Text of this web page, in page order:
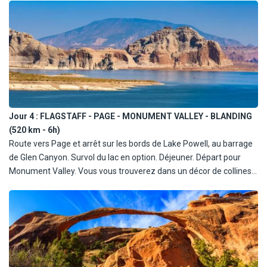
de l'une des plus belles merveilles du monde : le Grand Canyon,
situé à 2125 mètres d'altitude, est le résultat de millions d'années
d'érosion par le vent et les eaux. Entouré d'une magnifique forêt,
le Canyon semble comme protégé par cet écran de verdure. La
rivière Colorado s'écoule plus de 1500 mètres plus bas! Ce sera là
un des points forts de votre voyage. Diner et nuit à Flagsfaff.
Jour 4 : FLAGSTAFF - PAGE - MONUMENT VALLEY - BLANDING
(520 km - 6h)
Route vers Page et arrêt sur les bords de Lake Powell, au barrage
de Glen Canyon. Survol du lac en option. Déjeuner. Départ pour
Monument Valley. Vous vous trouverez dans un décor de collines
nombreux films de cow-boys. Cette plaine désertique de 40 km
sur 25 est hérissée de monolithes de grès gigantesques. Option :
tour en véhicule tout terrain avec les indiens. Continuation vers la
région de Moab. Diner libre (ou inclus en pension complète) et nuit
à Blanding.